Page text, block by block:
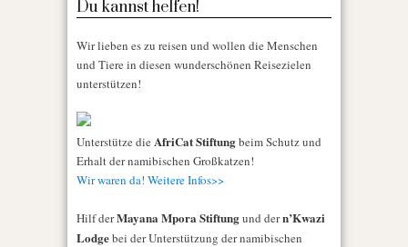
Du kannst helfen!
Wir lieben es zu reisen und wollen die Menschen
und Tiere in diesen wunderschönen Reisezielen
unterstützen!
Unterstütze die AfriCat Stiftungbeim Schutz und
Erhalt der namibischen Großkatzen!
Wir waren da! Weitere Infos>>
Hilf derMayana Mpora Stiftungund dern’Kwazi
Lodgebei der Unterstützung der namibischen